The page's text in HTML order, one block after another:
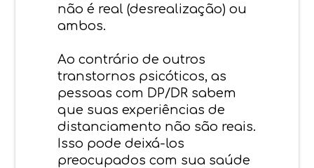
não é real (desrealização) ou
ambos.
Ao contrário de outros
transtornos psicóticos, as
pessoas com DP/DR sabem
que suas experiências de
distanciamento não são reais.
Isso pode deixá-los
preocupados com sua saúde